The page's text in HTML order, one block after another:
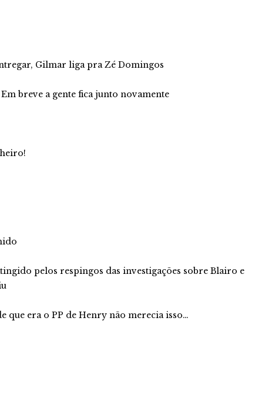
Gilmar liga pra Zé Domingos
breve a gente fica junto novamente
pelos respingos das investigações sobre Blairo e
que era o PP de Henry não merecia isso…